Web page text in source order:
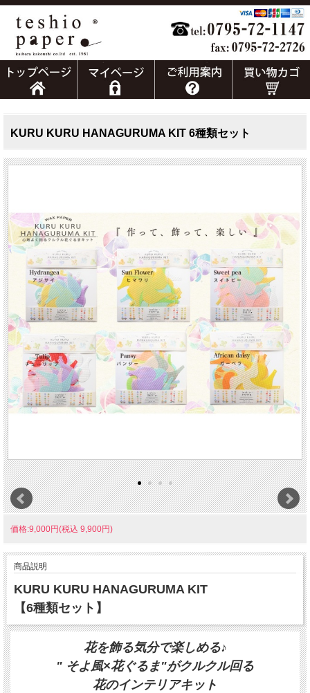
KURU KURU HANAGURUMA KIT 6種類セット
価格:9,000円(税込 9,900円)
商品説明
KURU KURU HANAGURUMA KIT
【6種類セット】
花を飾る気分で楽しめる♪
" そよ風×花ぐるま"がクルクル回る
花のインテリアキット